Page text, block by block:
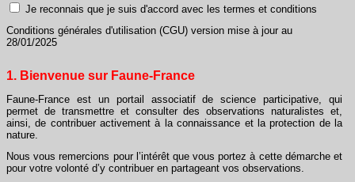
Je reconnais que je suis d'accord avec les termes et conditions
Conditions générales d'utilisation (CGU) version mise à jour au
28/01/2025
1. Bienvenue sur Faune-France
Faune-France est un portail associatif de science participative, qui
permet de transmettre et consulter des observations naturalistes et,
ainsi, de contribuer activement à la connaissance et la protection de la
nature.
Nous vous remercions pour l’intérêt que vous portez à cette démarche et
pour votre volonté d’y contribuer en partageant vos observations.